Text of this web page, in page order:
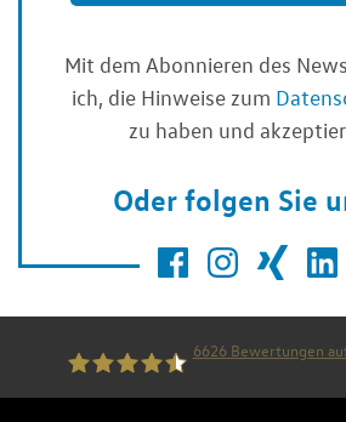
Mit dem Abonnieren des
ich, die Hinweise zum
zu haben und
Oder folgen Sie
6626 Bewertungen